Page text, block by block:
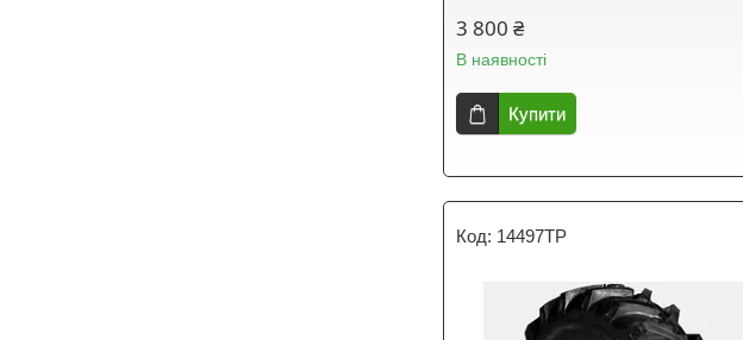
3 800 ₴
В наявності
Купити
14497ТР